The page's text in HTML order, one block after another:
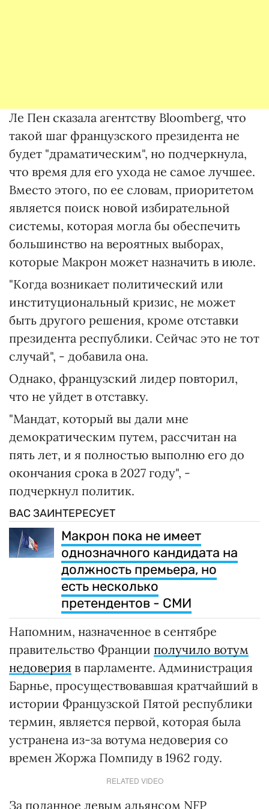
Ле Пен сказала агентству Bloomberg, что
такой шаг французского президента не
будет "драматическим", но подчеркнула,
что время для его ухода не самое лучшее.
Вместо этого, по ее словам, приоритетом
является поиск новой избирательной
системы, которая могла бы обеспечить
большинство на вероятных выборах,
которые Макрон может назначить в июле.
"Когда возникает политический или
институциональный кризис, не может
быть другого решения, кроме отставки
президента республики. Сейчас это не тот
случай", - добавила она.
Однако, французский лидер повторил,
что не уйдет в отставку.
"Мандат, который вы дали мне
демократическим путем, рассчитан на
пять лет, и я полностью выполню его до
окончания срока в 2027 году", -
подчеркнул политик.
ВАС ЗАИНТЕРЕСУЕТ
Макрон пока не имеет
однозначного кандидата на
должность премьера, но
есть несколько
претендентов - СМИ
Напомним, назначенное в сентябре
правительство Франции получило вотум
недоверия в парламенте. Администрация
Барнье, просуществовавшая кратчайший в
истории Французской Пятой республики
термин, является первой, которая была
устранена из-за вотума недоверия со
времен Жоржа Помпиду в 1962 году.
RELATED VIDEO
За поданное левым альянсом NFP